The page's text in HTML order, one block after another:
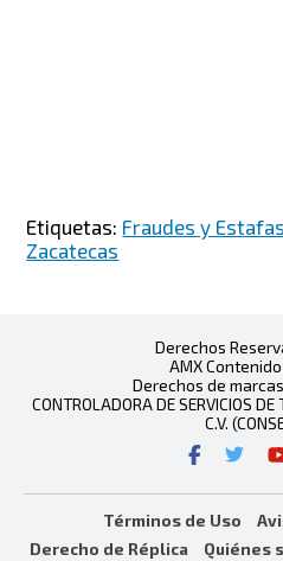
Etiquetas: Fraudes y Estafas
Zacatecas
Derechos
AMX Contenido
Derechos de
CONTROLADORA DE SERVICIOS
C.V.
Términos de Uso
Derecho de Réplica
Quiénes